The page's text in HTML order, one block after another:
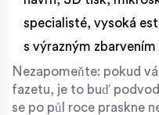
specialisté, vysoká
s výrazným zbarvením
Nezapomeňte: pokud
fazetu, je to buď
se po půl roce praskne